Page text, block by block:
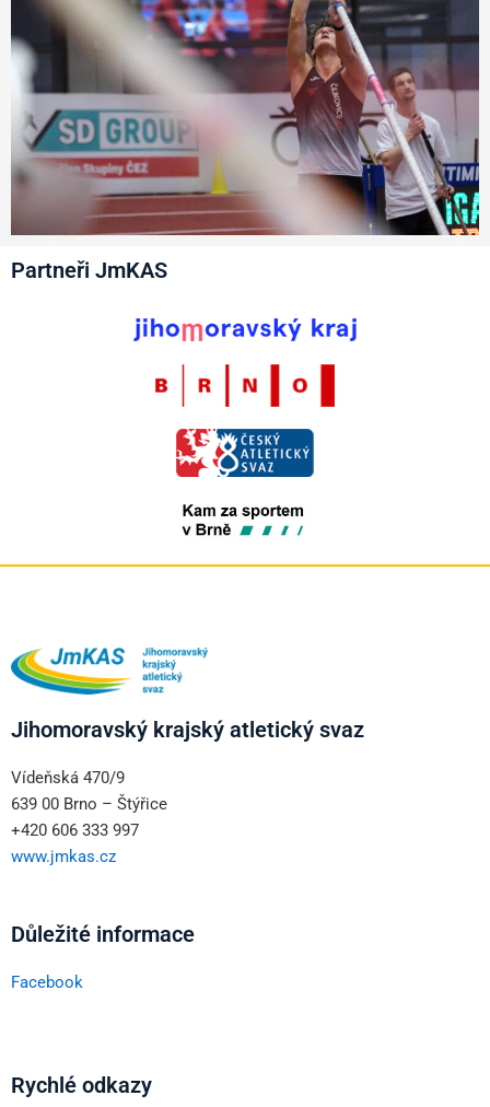
Partneři JmKAS
Jihomoravský krajský atletický svaz
Vídeňská 470/9
639 00 Brno – Štýřice
+420 606 333 997
www.jmkas.cz
Důležité informace
Facebook
Rychlé odkazy